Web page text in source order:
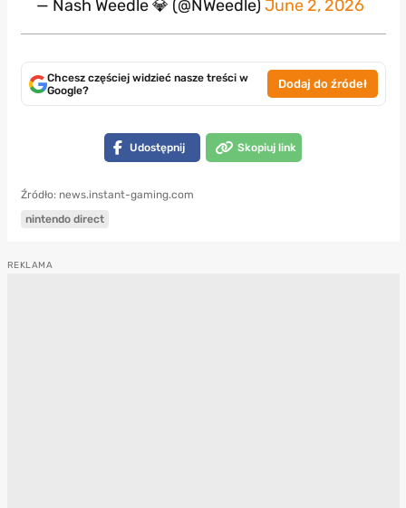
— Nash Weedle 💎 (@NWeedle) June 2, 2026
Chcesz częściej widzieć nasze treści w
Google?
Dodaj do źródeł
Udostępnij Skopiuj link
Źródło: news.instant-gaming.com
nintendo direct